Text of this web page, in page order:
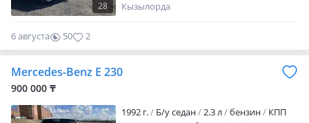
28
чашкалары аман, шірік жоқ, тек мінесің
Кызылорда
6 августа 50 2
Mercedes-Benz E 230
900 000 ₸
1992 г. Б/у седан 2.3 л бензин
КПП